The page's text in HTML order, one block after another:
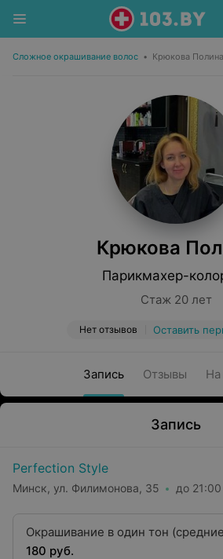
Сложное окрашивание волос • Крюкова Полина
Крюкова
Парикмахер-
Стаж 20 лет
Нет отзывов Оставить
Запись Отзывы На
Запись
Perfection Style
Минск, ул. Филимонова, 35 до 21:00
Окрашивание в один тон
волос до плеч) 25-40 см
180 руб.